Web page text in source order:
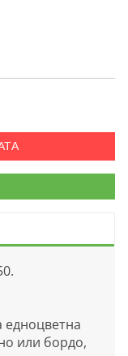
едноцветна
или бордо,